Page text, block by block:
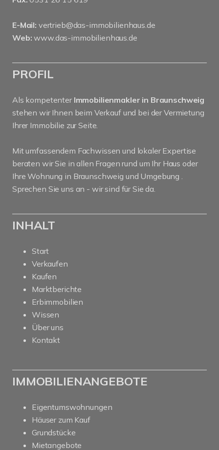
E-Mail: vertrieb@das-immobilienhaus.de
Web: www.das-immobilienhaus.de
PROFIL
Als kompetenter Immobilienmakler in Braunschweig
stehen wir Ihnen beim Verkauf und bei der Vermietung
Ihrer Immobilie zur Seite.
Mit umfassendem Fachwissen und lokaler Expertise
beraten wir Sie in allen Fragen rund um Ihr Haus oder
Ihre Wohnung in Braunschweig und Umgebung .
Sprechen Sie uns an - wir sind für Sie da.
INHALT
Start
Verkaufen
Kaufen
Marktberichte
Erbimmobilien
Wissen
Über uns
Kontakt
IMMOBILIENANGEBOTE
Eigentumswohnungen
Häuser zum Kauf
Grundstücke
Mietangebote